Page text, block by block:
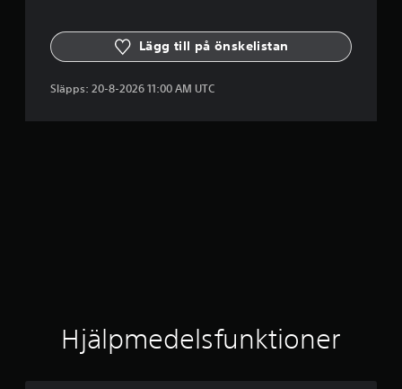
D
Lägg till på önskelistan
Släpps: 20-8-2026 11:00 AM UTC
Hjälpmedelsfunktioner